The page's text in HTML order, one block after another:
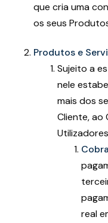
que cria uma
os seus
Produtos e
Sujeito a
nele
mais dos
Cliente, ao
real